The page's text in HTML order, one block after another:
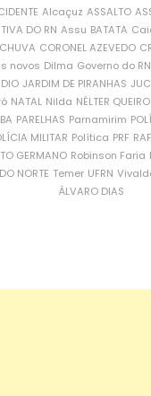
Alcaçuz ASSALTO
DO RN Assu BATATA
CORONEL AZEVEDO
novos Dilma Governo do RN
JARDIM DE PIRANHAS
NATAL Nilda NÉLTER
PARELHAS Parnamirim
MILITAR Política PRF
GERMANO Robinson Faria
NORTE Temer UFRN
ÁLVARO DIAS